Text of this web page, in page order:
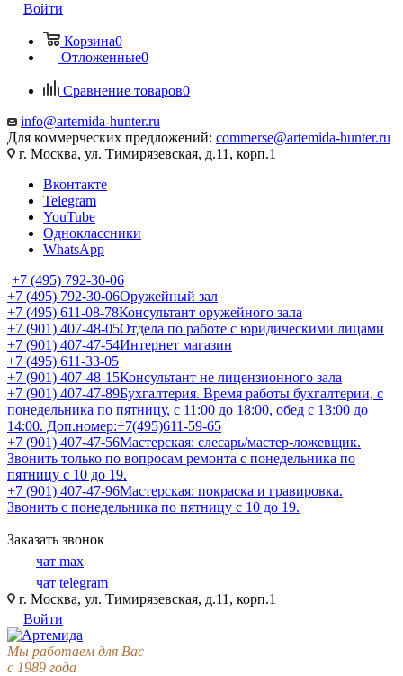
Войти
Корзина0
Отложенные0
Сравнение товаров0
info@artemida-hunter.ru
Для коммерческих предложений: commerse@artemida-hunter.ru
г. Москва, ул. Тимирязевская, д.11, корп.1
Вконтакте
Telegram
YouTube
Одноклассники
WhatsApp
+7 (495) 792-30-06
+7 (495) 792-30-06Оружейный зал
+7 (495) 611-08-78Консультант оружейного зала
+7 (901) 407-48-05Отдела по работе с юридическими лицами
+7 (901) 407-47-54Интернет магазин
+7 (495) 611-33-05
+7 (901) 407-48-15Консультант не лицензионного зала
+7 (901) 407-47-89Бухгалтерия. Время работы бухгалтерии, с
понедельника по пятницу, с 11:00 до 18:00, обед с 13:00 до
14:00. Доп.номер:+7(495)611-59-65
+7 (901) 407-47-56Мастерская: слесарь/мастер-ложевщик.
Звонить только по вопросам ремонта с понедельника по
пятницу с 10 до 19.
+7 (901) 407-47-96Мастерская: покраска и гравировка.
Звонить с понедельника по пятницу с 10 до 19.
Заказать звонок
чат max
чат telegram
г. Москва, ул. Тимирязевская, д.11, корп.1
Войти
Мы работаем для Вас
с 1989 года